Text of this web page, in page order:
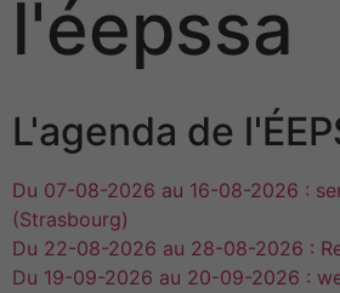
l'éepssa
L'agenda de
Du 07-08-2026 au 16-08-2026 :
(Strasbourg)
Du 22-08-2026 au 28-08-2026 :
Du 19-09-2026 au 20-09-2026 :